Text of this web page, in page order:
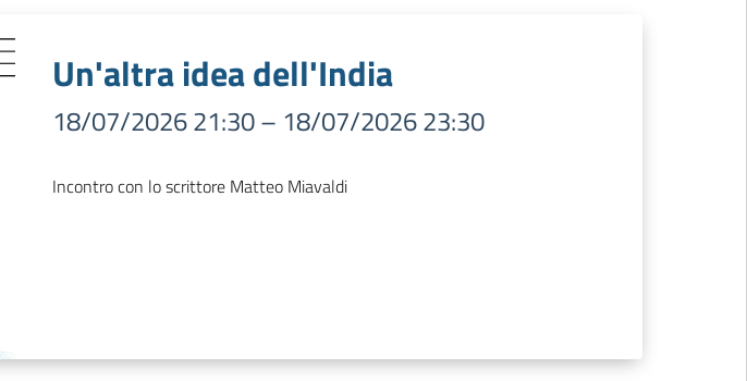
Un'altra idea dell'India
18/07/2026 21:30– 18/07/2026 23:30
Incontro con lo scrittore Matteo Miavaldi